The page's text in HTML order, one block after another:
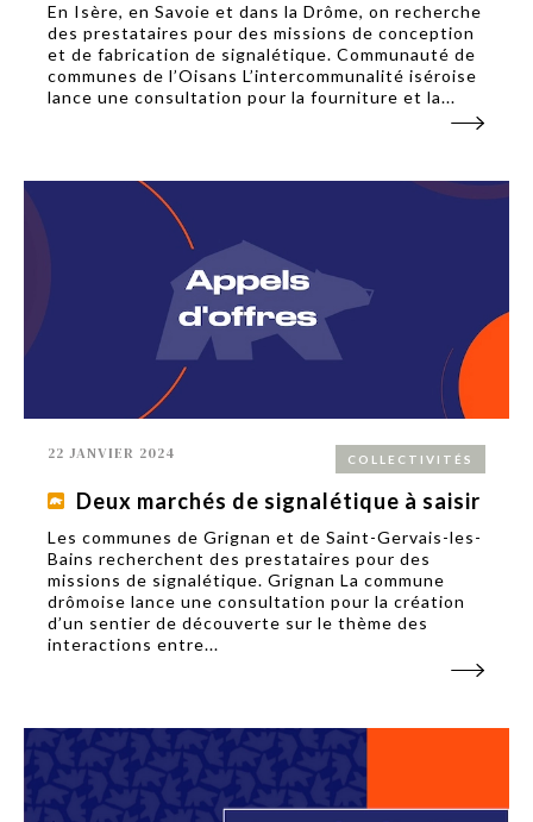
En Isère, en Savoie et dans la Drôme, on recherche
des prestataires pour des missions de conception
et de fabrication de signalétique. Communauté de
communes de l’Oisans L’intercommunalité iséroise
lance une consultation pour la fourniture et la...
COLLECTIVITÉS
22 JANVIER 2024
Deux marchés de signalétique à saisir
Les communes de Grignan et de Saint-Gervais-les-
Bains recherchent des prestataires pour des
missions de signalétique. Grignan La commune
drômoise lance une consultation pour la création
d’un sentier de découverte sur le thème des
interactions entre...